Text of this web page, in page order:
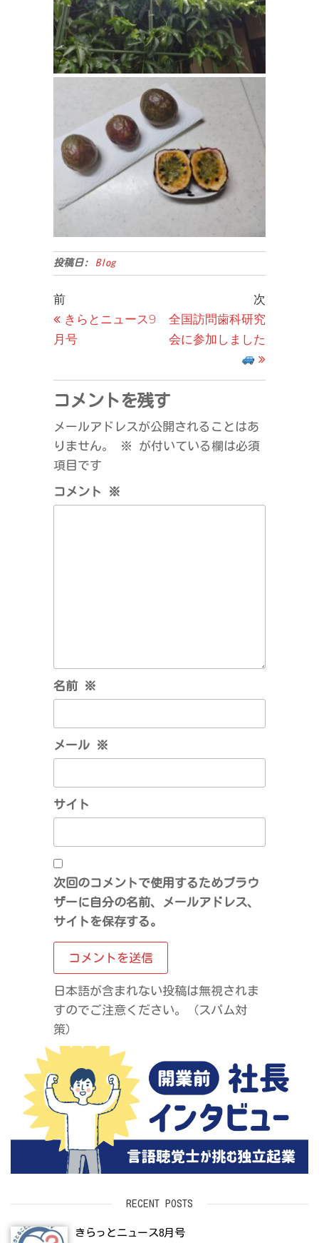
投稿日: Blog
投
稿
ナ
ゲ
ー
シ
ョ
ン
過
去
の
前
きらとニュース9
月号
稿
次
全国訪問歯科研究
会に参加しました
コメントを残す
メールアドレスが公開されることはあ
りません。
※
が付いている欄は必須
項目です
コメント ※
名前 ※
メール ※
サイト
次回のコメントで使用するためブラウ
ザーに自分の名前、メールアドレス、
サイトを保存する。
日本語が含まれない投稿は無視されま
すのでご注意ください。（スパム対
策）
RECENT POSTS
きらっとニュース8月号